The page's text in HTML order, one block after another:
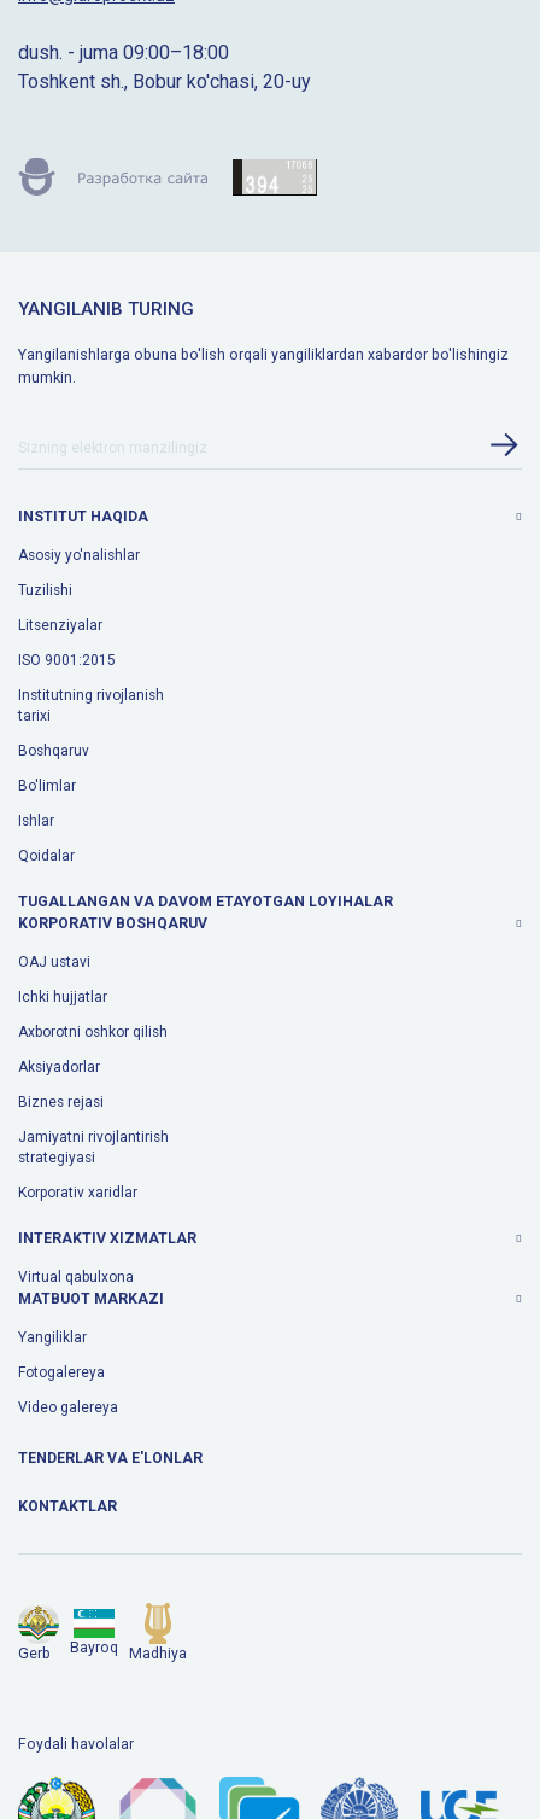
dush. - juma 09:00–18:00
Toshkent sh., Bobur ko'chasi, 20-uy
YANGILANIB TURING
Yangilanishlarga obuna bo'lish orqali yangiliklardan xabardor bo'lishingiz
mumkin.
INSTITUT HAQIDA
Asosiy yo'nalishlar
Tuzilishi
Litsenziyalar
ISO 9001:2015
Institutning rivojlanish
tarixi
Boshqaruv
Bo'limlar
Ishlar
Qoidalar
TUGALLANGAN VA DAVOM ETAYOTGAN LOYIHALAR
KORPORATIV BOSHQARUV
OAJ ustavi
Ichki hujjatlar
Axborotni oshkor qilish
Aksiyadorlar
Biznes rejasi
Jamiyatni rivojlantirish
strategiyasi
Korporativ xaridlar
INTERAKTIV XIZMATLAR
Virtual qabulxona
MATBUOT MARKAZI
Yangiliklar
Fotogalereya
Video galereya
TENDERLAR VA E'LONLAR
KONTAKTLAR
Gerb Bayroq Madhiya
Foydali havolalar